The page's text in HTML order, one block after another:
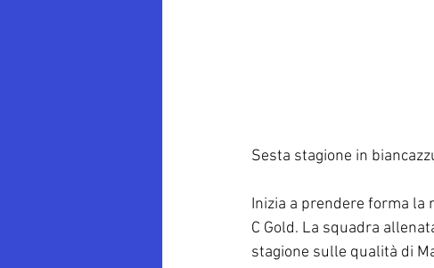
Sesta stagione in
Inizia a prendere forma la
C Gold. La squadra
stagione sulle qualità di